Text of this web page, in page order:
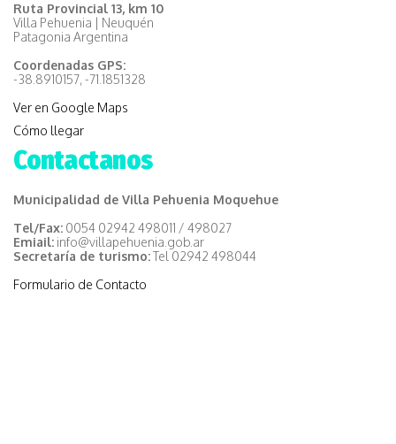
Ruta Provincial 13, km 10
Villa Pehuenia | Neuquén
Patagonia Argentina
Coordenadas GPS:
-38.8910157, -71.1851328
Ver en Google Maps
Cómo llegar
Contactanos
Municipalidad de Villa Pehuenia Moquehue
Tel/Fax: 0054 02942 498011 / 498027
Emiail: info@villapehuenia.gob.ar
Secretaría de turismo:Tel 02942 498044
Formulario de Contacto